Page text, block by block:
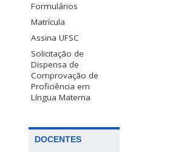
Formulários
Matrícula
Assina UFSC
Solicitação de
Dispensa de
Comprovação de
Proficiência em
Língua Materna
DOCENTES